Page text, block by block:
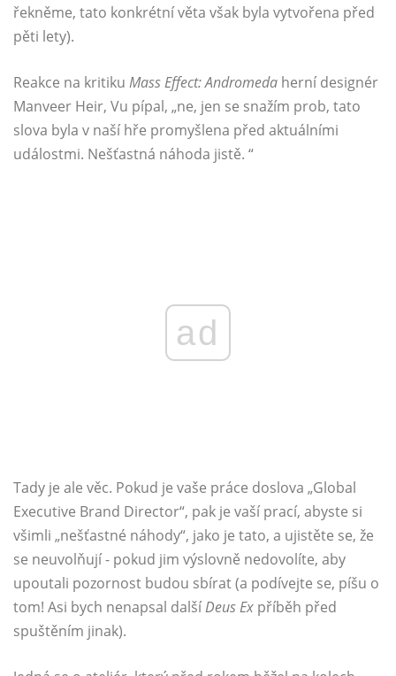
řekněme, tato konkrétní věta však byla vytvořena před
pěti lety).
Reakce na kritiku Mass Effect: Andromeda herní designér
Manveer Heir, Vu pípal, „ne, jen se snažím prob, tato
slova byla v naší hře promyšlena před aktuálními
událostmi. Nešťastná náhoda jistě. “
ad
Tady je ale věc. Pokud je vaše práce doslova „Global
Executive Brand Director“, pak je vaší prací, abyste si
všimli „nešťastné náhody“, jako je tato, a ujistěte se, že
se neuvolňují - pokud jim výslovně nedovolíte, aby
upoutali pozornost budou sbírat (a podívejte se, píšu o
tom! Asi bych nenapsal dalšíDeus Ex příběh před
spuštěním jinak).